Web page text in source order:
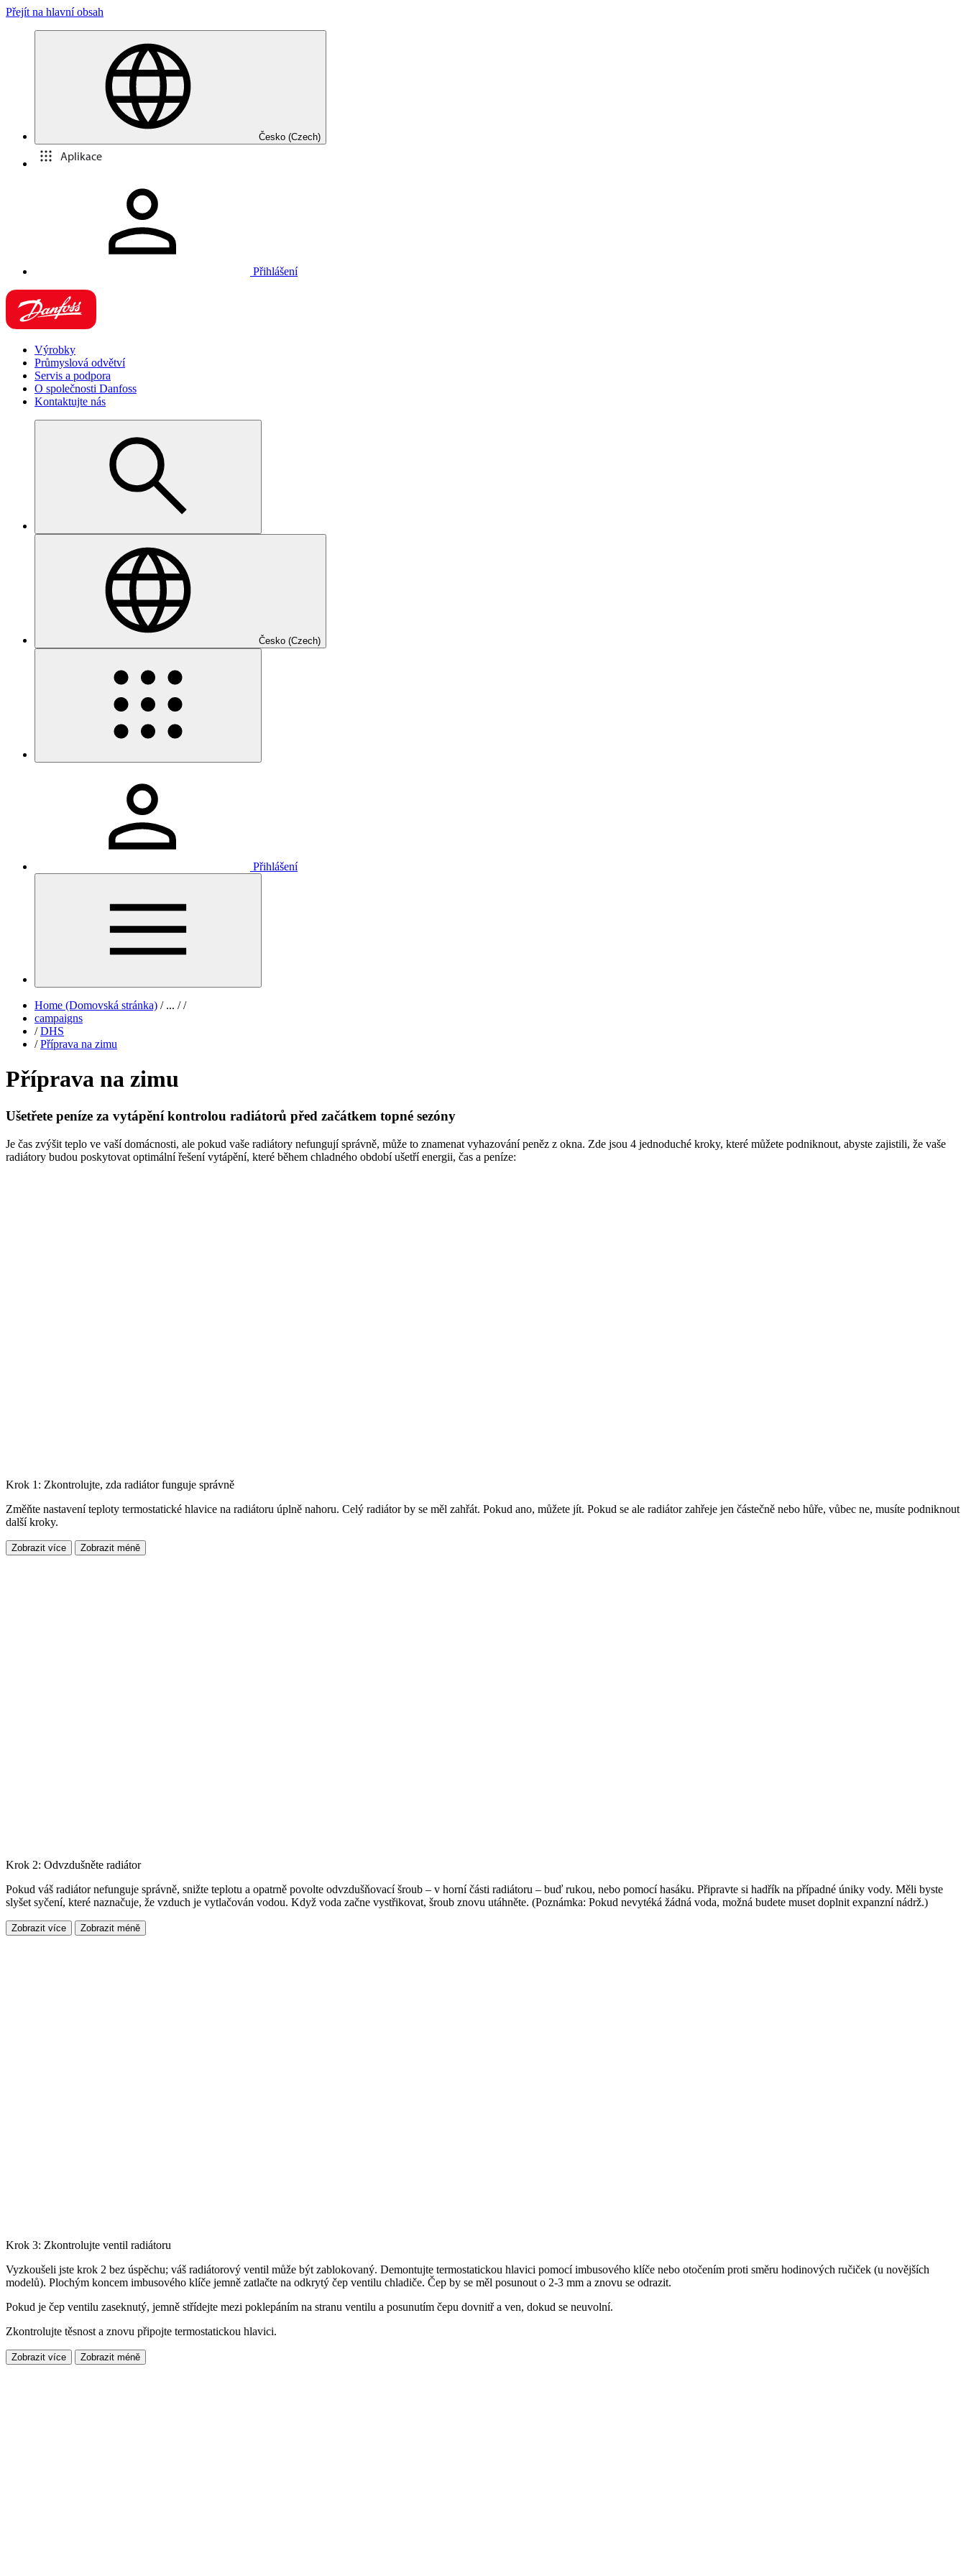
Přejít na hlavní obsah
Česko (Czech)
Aplikace
Přihlášení
Výrobky
Průmyslová odvětví
Servis a podpora
O společnosti Danfoss
Kontaktujte nás
Česko (Czech)
Přihlášení
Home (Domovská stránka) /... / /
campaigns
/ DHS
/ Příprava na zimu
Příprava na zimu
Ušetřete peníze za vytápění kontrolou radiátorů před začátkem topné sezóny
Je čas zvýšit teplo ve vaší domácnosti, ale pokud vaše radiátory nefungují správně, může to znamenat vyhazování peněz z okna. Zde jsou 4 jednoduché kroky, které můžete podniknout, abyste zajistili, že vaše
radiátory budou poskytovat optimální řešení vytápění, které během chladného období ušetří energii, čas a peníze:
Krok 1: Zkontrolujte, zda radiátor funguje správně
Změňte nastavení teploty termostatické hlavice na radiátoru úplně nahoru. Celý radiátor by se měl zahřát. Pokud ano, můžete jít. Pokud se ale radiátor zahřeje jen částečně nebo hůře, vůbec ne, musíte podniknout
další kroky.
Zobrazit více Zobrazit méně
Krok 2: Odvzdušněte radiátor
Pokud váš radiátor nefunguje správně, snižte teplotu a opatrně povolte odvzdušňovací šroub – v horní části radiátoru – buď rukou, nebo pomocí hasáku. Připravte si hadřík na případné úniky vody. Měli byste
slyšet syčení, které naznačuje, že vzduch je vytlačován vodou. Když voda začne vystřikovat, šroub znovu utáhněte. (Poznámka: Pokud nevytéká žádná voda, možná budete muset doplnit expanzní nádrž.)
Zobrazit více Zobrazit méně
Krok 3: Zkontrolujte ventil radiátoru
Vyzkoušeli jste krok 2 bez úspěchu; váš radiátorový ventil může být zablokovaný. Demontujte termostatickou hlavici pomocí imbusového klíče nebo otočením proti směru hodinových ručiček (u novějších
modelů). Plochým koncem imbusového klíče jemně zatlačte na odkrytý čep ventilu chladiče. Čep by se měl posunout o 2-3 mm a znovu se odrazit.
Pokud je čep ventilu zaseknutý, jemně střídejte mezi poklepáním na stranu ventilu a posunutím čepu dovnitř a ven, dokud se neuvolní.
Zkontrolujte těsnost a znovu připojte termostatickou hlavici.
Zobrazit více Zobrazit méně